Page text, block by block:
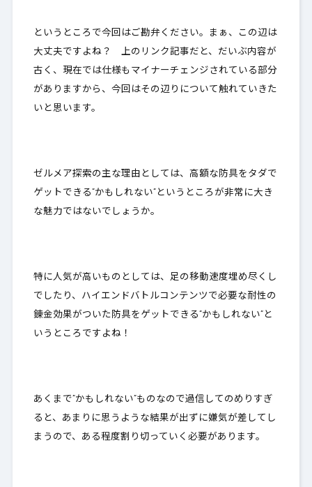
というところで今回はご勘弁ください。まぁ、この辺は
大丈夫ですよね？ 上のリンク記事だと、だいぶ内容が
古く、現在では仕様もマイナーチェンジされている部分
がありますから、今回はその辺りについて触れていきた
いと思います。
ゼルメア探索の主な理由としては、高額な防具をタダで
ゲットできる ”かもしれない” というところが非常に大き
な魅力ではないでしょうか。
特に人気が高いものとしては、足の移動速度埋め尽くし
でしたり、ハイエンドバトルコンテンツで必要な耐性の
錬金効果がついた防具をゲットできる ”かもしれない” と
いうところですよね！
あくまで ”かもしれない” ものなので過信してのめりすぎ
ると、あまりに思うような結果が出ずに嫌気が差してし
まうので、ある程度割り切っていく必要があります。